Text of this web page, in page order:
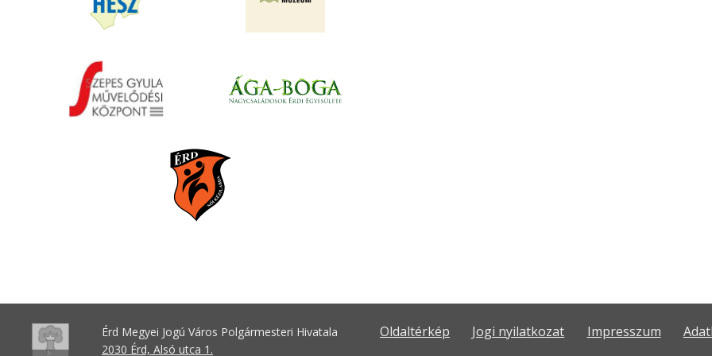
Érd Megyei Jogú Város Polgármesteri Hivatala
2030 Érd, Alsó utca 1.
Oldaltérkép Jogi nyilatkozat Impresszum